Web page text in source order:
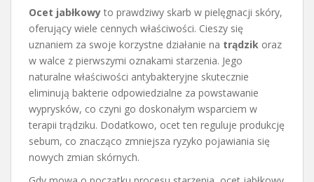
Ocet jabłkowy to prawdziwy skarb w pielęgnacji skóry,
oferujący wiele cennych właściwości. Cieszy się
uznaniem za swoje korzystne działanie na trądzik oraz
w walce z pierwszymi oznakami starzenia. Jego
naturalne właściwości antybakteryjne skutecznie
eliminują bakterie odpowiedzialne za powstawanie
wyprysków, co czyni go doskonałym wsparciem w
terapii trądziku. Dodatkowo, ocet ten reguluje produkcję
sebum, co znacząco zmniejsza ryzyko pojawiania się
nowych zmian skórnych.